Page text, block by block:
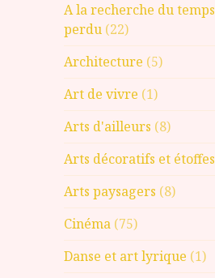
A la recherche du temps
perdu (22)
Architecture (5)
Art de vivre (1)
Arts d'ailleurs (8)
Arts décoratifs et étoffes
Arts paysagers (8)
Cinéma (75)
Danse et art lyrique (1)